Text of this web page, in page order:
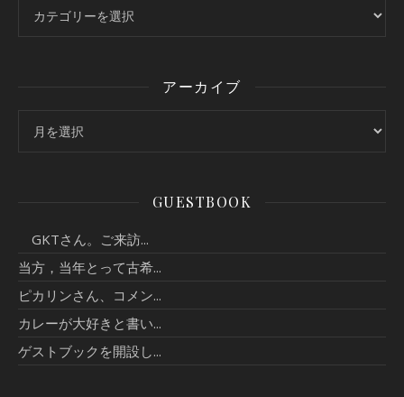
アーカイブ
GUESTBOOK
GKTさん。ご来訪...
当方，当年とって古希...
ピカリンさん、コメン...
カレーが大好きと書い...
ゲストブックを開設し...